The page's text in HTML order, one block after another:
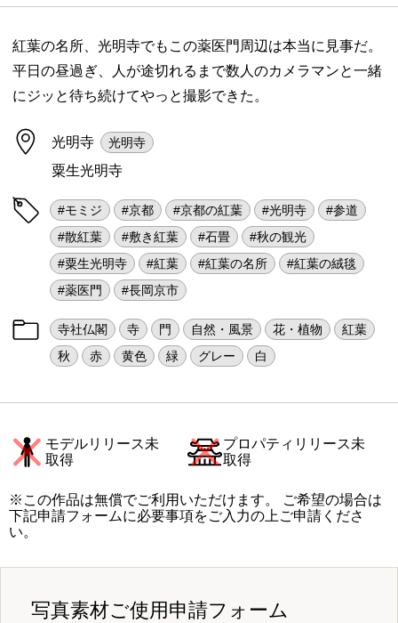
紅葉の名所、光明寺でもこの薬医門周辺は本当に見事だ。
平日の昼過ぎ、人が途切れるまで数人のカメラマンと一緒
にジッと待ち続けてやっと撮影できた。
光明寺 光明寺
粟生光明寺
#モミジ #京都 #京都の紅葉 #光明寺
#参道
#散紅葉
#敷き紅葉 #石畳
#秋の観光
#粟生光明寺
#紅葉 #紅葉の名所
#紅葉の絨毯
#薬医門
#長岡京市
寺社仏閣 寺 門 自然・風景 花・植物
紅葉
秋
赤 黄色 緑 グレー 白
モデルリリース未
取得
プロパティリリース未
取得
※この作品は無償でご利用いただけます。 ご希望の場合は
下記申請フォームに必要事項をご入力の上ご申請くださ
い。
写真素材ご使用申請フォーム